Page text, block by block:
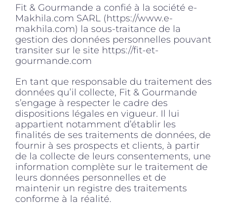
Fit & Gourmande a confié à la société e-
Makhila.com SARL (https://www.e-
makhila.com) la sous-traitance de la
gestion des données personnelles pouvant
transiter sur le site https://fit-et-
gourmande.com
En tant que responsable du traitement des
données qu’il collecte, Fit & Gourmande
s’engage à respecter le cadre des
dispositions légales en vigueur. Il lui
appartient notamment d’établir les
finalités de ses traitements de données, de
fournir à ses prospects et clients, à partir
de la collecte de leurs consentements, une
information complète sur le traitement de
leurs données personnelles et de
maintenir un registre des traitements
conforme à la réalité.